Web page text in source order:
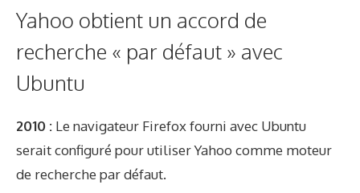
Yahoo obtient un accord de
recherche « par défaut » avec
Ubuntu
2010 : Le navigateur Firefox fourni avec Ubuntu
serait configuré pour utiliser Yahoo comme moteur
de recherche par défaut.